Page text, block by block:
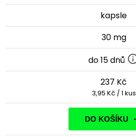
kapsle
30 mg
do 15 dnů
237 Kč
3,95 Kč / 1 kus
DO KOŠÍKU